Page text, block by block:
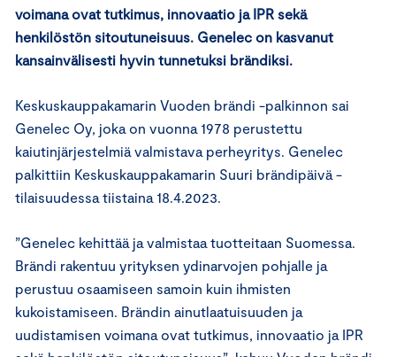
voimana ovat tutkimus, innovaatio ja IPR sekä
henkilöstön sitoutuneisuus. Genelec on kasvanut
kansainvälisesti hyvin tunnetuksi brändiksi.
Keskuskauppakamarin Vuoden brändi -palkinnon sai
Genelec Oy, joka on vuonna 1978 perustettu
kaiutinjärjestelmiä valmistava perheyritys. Genelec
palkittiin Keskuskauppakamarin Suuri brändipäivä -
tilaisuudessa tiistaina 18.4.2023.
”Genelec kehittää ja valmistaa tuotteitaan Suomessa.
Brändi rakentuu yrityksen ydinarvojen pohjalle ja
perustuu osaamiseen samoin kuin ihmisten
kukoistamiseen. Brändin ainutlaatuisuuden ja
uudistamisen voimana ovat tutkimus, innovaatio ja IPR